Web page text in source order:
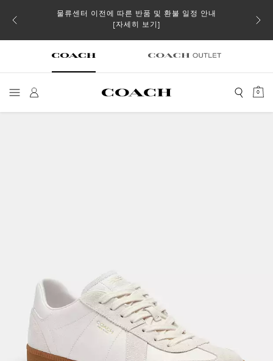
스트
물류센터 이전에 따른 반품 및 환불 일정 안내
[자세히 보기]
일부
0